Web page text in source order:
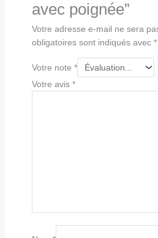
avec poignée”
Votre adresse e-mail ne sera
obligatoires sont indiqués avec *
Votre note *
Votre avis *